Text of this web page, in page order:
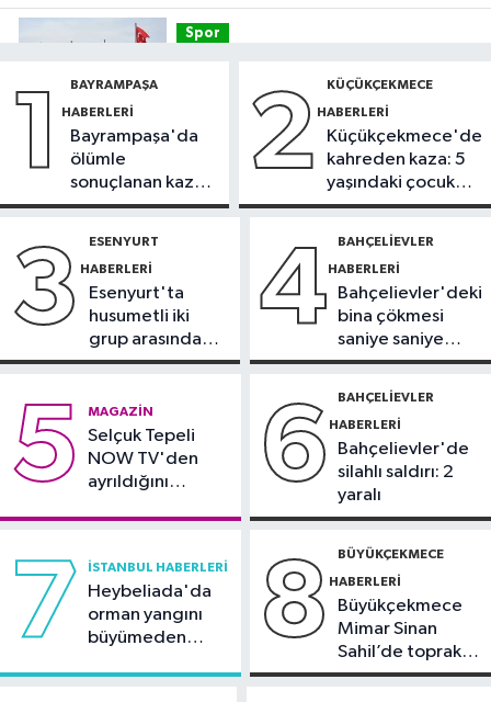
ehliyetinden oldu: 72 bin lira ceza
Spor
VAR'ları açıklandı
Sağlık
teknolojiyle uzuv kayıpları önleniyor'
listesi İzmitlileri kızdırdı
içinden yürüyerek geçiyorlar
1 BAYRAMPAŞA
HABERLERI
Bayrampaşa'da
ölümle
sonuçlanan kaza:
Sürücü
2 KÜÇÜKÇEKMECE
HABERLERI
Küçükçekmece'de
kahreden kaza: 5
yaşındaki çocuk
yoğun bakımda
3 ESENYURT
HABERLERI
Esenyurt'ta
husumetli iki
grup arasında
silahlı kavga
4 BAHÇELIEVLER
HABERLERI
Bahçelievler'deki
bina çökmesi
saniye saniye
görüntülendi
5 MAGAZIN
Selçuk Tepeli
NOW TV'den
ayrıldığını
6 BAHÇELIEVLER
HABERLERI
Bahçelievler'de
silahlı saldırı: 2
yaralı
7 İSTANBUL HABERLERI
Heybeliada'da
orman yangını
büyümeden
8 BÜYÜKÇEKMECE
HABERLERI
Büyükçekmece
Mimar Sinan
Sahil’de toprak
kayması